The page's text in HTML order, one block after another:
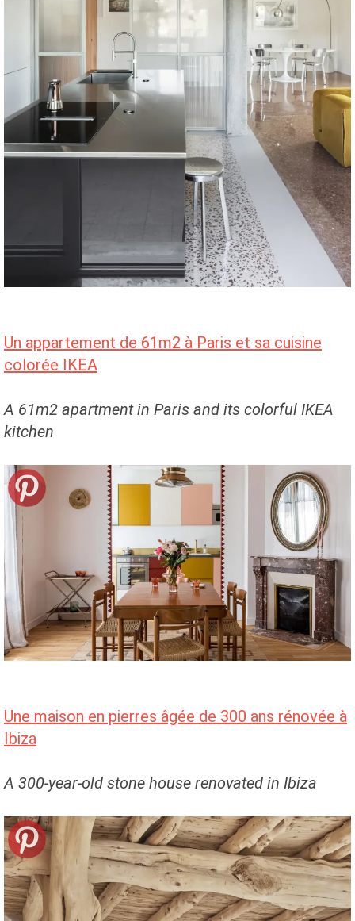
Un appartement de 61m2 à Paris et sa cuisine
colorée IKEA
A 61m2 apartment in Paris and its colorful IKEA
kitchen
Une maison en pierres âgée de 300 ans rénovée à
Ibiza
A 300-year-old stone house renovated in Ibiza